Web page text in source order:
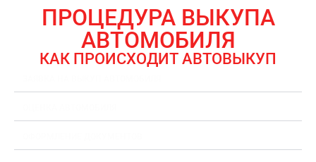
ПРОЦЕДУРА ВЫКУПА
АВТОМОБИЛЯ
КАК ПРОИСХОДИТ АВТОВЫКУП